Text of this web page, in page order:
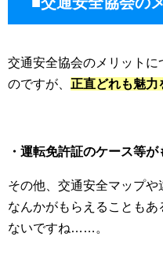
交通安全協会のメリット
のですが、 正直どれも魅力
・運転免許証のケース等が
その他、交通安全マップ
なんかがもらえることも
ないですね……。